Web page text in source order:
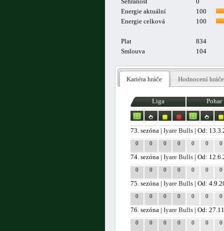
Energie aktuální
100
Energie celková
100
Plat
834
Smlouva
104
Kariéra hráče Hodnocení hráče
Liga Pohar
73. sezóna |Iyare Bulls | Od:
0 0 0 0 0 0 0
74. sezóna |Iyare Bulls | Od:
0 0 0 0 0 0 0
75. sezóna |Iyare Bulls | Od:
0 0 0 0 0 0 0
76. sezóna |Iyare Bulls | Od:
0 0 0 0 0 0 0